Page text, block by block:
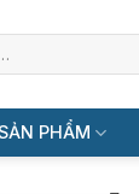
PHẨM